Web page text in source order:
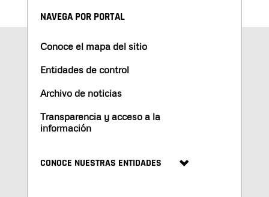
NAVEGA POR PORTAL
Conoce el mapa del sitio
Entidades de control
Archivo de noticias
Transparencia y acceso a la
información
CONOCE NUESTRAS ENTIDADES